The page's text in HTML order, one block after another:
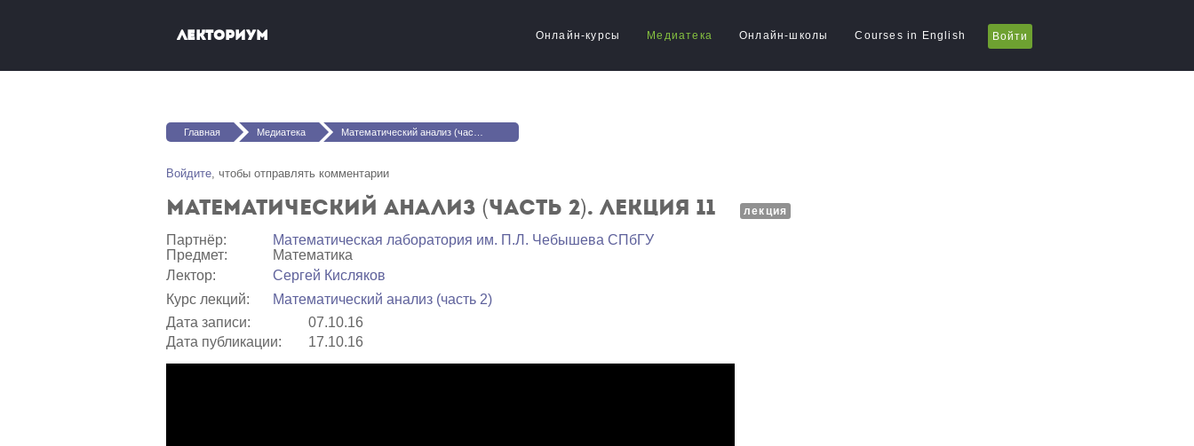
Лекториум Онлайн-курсы Медиатека Онлайн-школы Courses in English Войти
Вы здесь
Главная Медиатека Математический анализ (часть 2). Лекция 11
Войдите, чтобы отправлять комментарии
Математический анализ (часть 2). Лекция 11 лекция
Партнёр:
Математичеcкая лаборатория им. П.Л. Чебышева СПбГУ
Предмет:
Математика
Лектор:
Сергей Кисляков
Курс лекций:
Математический анализ (часть 2)
Дата записи:
07.10.16
Дата публикации:
17.10.16